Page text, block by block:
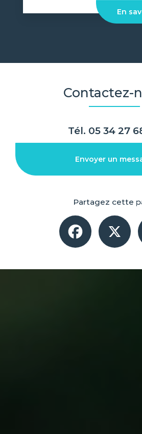
En
Contactez-
Tél. 05 34 27
Envoyer un
Partagez cette
Facebook